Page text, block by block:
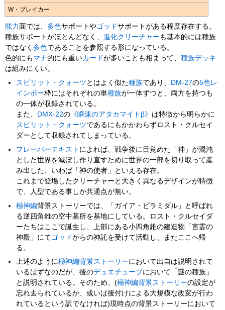
W・ブレイカー
能力 面では、 多色サポートやゴッドサポートがある程度存在する。
種族サポートがほとんどなく、進化クリーチャー も基本的には種族
ではなく 多色であることを参照する形になっている。
色的にも マナ的にも重いカードが多いことも相まって、種族デッキ
は組みにくい。
スピリット・クォーツ とはよく似た種族であり、 DM-27の5色レ
インボー枠にはそれぞれの単種族が一体ずつと、両方を持つも
の一体が収録されている。
また、
DMX-22の 《瞬速のアタカマイトβ》 は特徴から明らかに
スピリット・クォーツであるにもかかわらずロスト・クルセイ
ダーとして収録されてしまっている。
フレーバーテキスト によれば、戦争後に目覚めた「神」が混沌
とした世界を滅ぼし作り直すために世界の一部を切り取って産
み出した、いわば「神の使者」といえる存在。
これまで登場したクリーチャーと大きく異なるデザインが特徴
で、人型である事しか共通点が無い。
極神編背景ストーリーでは、「ガイア・ピラミダル」と呼ばれ
る逆四角錐の空中墓所を基地にしている。ロスト・クルセイダ
ーたちはここで誕生し、上部にある小四角錐の建造物「言霊の
神殿」にて ゴッドからの神託を受けて活動し、またここへ帰
る。
上述のように極神編背景ストーリーにおいて出自は説明されて
いるはずなのだが、後のデュエチューブにおいて「謎の種族」
と説明されている。そのため、(極神編背景ストーリーの設定が
忘れ去られているか、或いは後付けによる大規模な改変が行わ
れているという訳でなければ)現時点の背景ストーリーにおいて